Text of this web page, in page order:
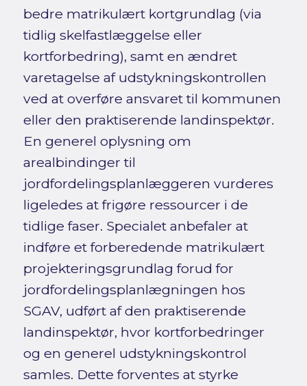
bedre matrikulært kortgrundlag (via
tidlig skelfastlæggelse eller
kortforbedring), samt en ændret
varetagelse af udstykningskontrollen
ved at overføre ansvaret til kommunen
eller den praktiserende landinspektør.
En generel oplysning om
arealbindinger til
jordfordelingsplanlæggeren vurderes
ligeledes at frigøre ressourcer i de
tidlige faser. Specialet anbefaler at
indføre et forberedende matrikulært
projekteringsgrundlag forud for
jordfordelingsplanlægningen hos
SGAV, udført af den praktiserende
landinspektør, hvor kortforbedringer
og en generel udstykningskontrol
samles. Dette forventes at styrke